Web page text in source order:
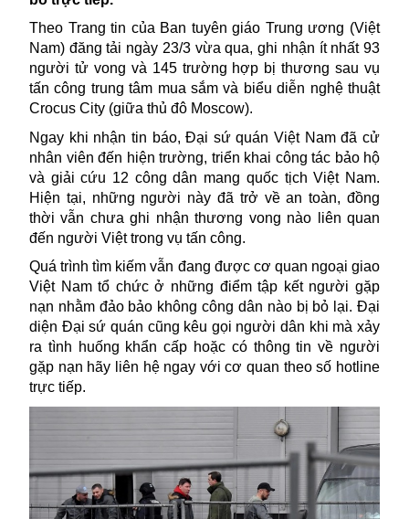
Theo Trang tin của Ban tuyên giáo Trung ương (Việt
Nam) đăng tải ngày 23/3 vừa qua, ghi nhận ít nhất 93
người tử vong và 145 trường hợp bị thương sau vụ
tấn công trung tâm mua sắm và biểu diễn nghệ thuật
Crocus City (giữa thủ đô Moscow).
Ngay khi nhận tin báo, Đại sứ quán Việt Nam đã cử
nhân viên đến hiện trường, triển khai công tác bảo hộ
và giải cứu 12 công dân mang quốc tịchViệt Nam.
Hiện tại, những người này đã trở về an toàn, đồng
thời vẫn chưa ghi nhận thương vong nào liên quan
đến người Việt trong vụ tấn công.
Quá trình tìm kiếm vẫn đang được cơ quan ngoại giao
Việt Nam tổ chức ở những điểm tập kết người gặp
nạn nhằm đảo bảo không công dân nào bị bỏ lại. Đại
diện Đại sứ quán cũng kêu gọi người dân khi mà xảy
ra tình huống khẩn cấp hoặc có thông tin về người
gặp nạn hãy liên hệ ngay với cơ quan theo số hotline
trực tiếp.